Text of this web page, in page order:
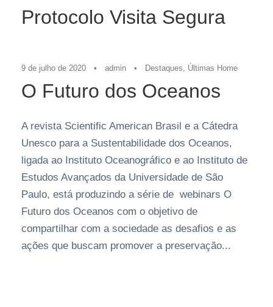
Protocolo Visita Segura
9 de julho de 2020 • admin • Destaques, Últimas Home
O Futuro dos Oceanos
A revista Scientific American Brasil e a Cátedra
Unesco para a Sustentabilidade dos Oceanos,
ligada ao Instituto Oceanográfico e ao Instituto de
Estudos Avançados da Universidade de São
Paulo, está produzindo a série de webinars O
Futuro dos Oceanos com o objetivo de
compartilhar com a sociedade as desafios e as
ações que buscam promover a preservação...